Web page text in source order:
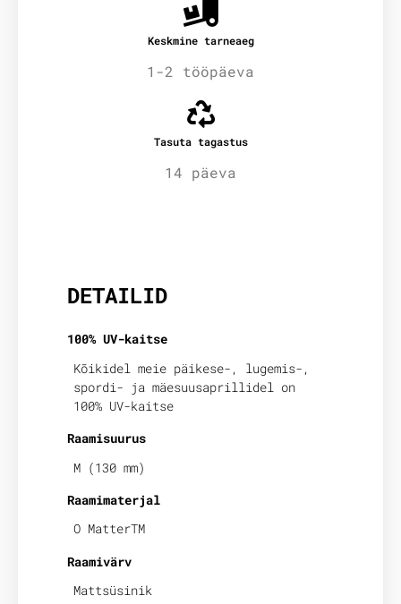
Keskmine tarneaeg
1-2 tööpäeva
Tasuta tagastus
14 päeva
DETAILID
100% UV-kaitse
Kõikidel meie päikese-, lugemis-,
spordi- ja mäesuusaprillidel on
100% UV-kaitse
Raamisuurus
M (130 mm)
Raamimaterjal
O MatterTM
Raamivärv
Mattsüsinik